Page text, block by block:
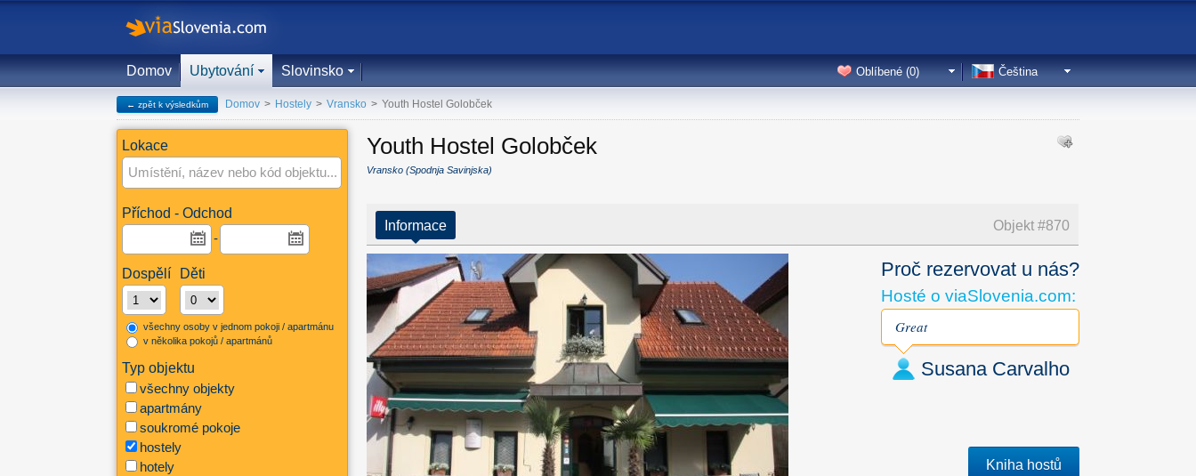
Domov Ubytování Slovinsko Čeština
Oblíbené (0)
← zpět k výsledkům Domov > Hostely > Vransko > Youth Hostel Golobček
Lokace
Umístění, název nebo kód objektu...
Příchod - Odchod
-
Dospělí Děti
všechny osoby v jednom pokoji / apartmánu
v několika pokojů / apartmánů
Typ objektu
všechny objekty
apartmány
soukromé pokoje
hostely
hotely
Youth Hostel Golobček
Vransko (Spodnja Savinjska)
Informace Objekt #870
Proč rezervovat u nás?
Hosté o viaSlovenia.com:
Great
Susana Carvalho
Kniha hostů